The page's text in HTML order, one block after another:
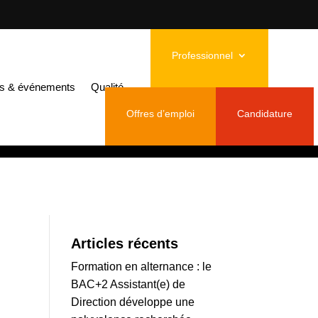
& événements Qualité
Professionnel
Offres d’emploi Candidature
Articles récents
Formation en alternance : le
BAC+2 Assistant(e) de
Direction développe une